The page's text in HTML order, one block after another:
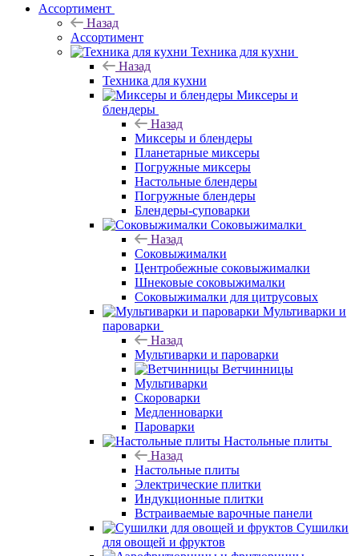
Ассортимент
Назад
Ассортимент
Техника для кухни
Назад
Техника для кухни
Миксеры и
блендеры
Назад
Миксеры и блендеры
Планетарные миксеры
Погружные миксеры
Настольные блендеры
Погружные блендеры
Блендеры-суповарки
Соковыжималки
Назад
Соковыжималки
Центробежные соковыжималки
Шнековые соковыжималки
Соковыжималки для цитрусовых
Мультиварки и
пароварки
Назад
Мультиварки и пароварки
Ветчинницы
Мультиварки
Скороварки
Медленноварки
Пароварки
Настольные плиты
Назад
Настольные плиты
Электрические плитки
Индукционные плитки
Встраиваемые варочные панели
Сушилки
для овощей и фруктов